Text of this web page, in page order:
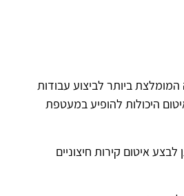
ביותר לביצוע עבודות
היכולות להופיע במעטפת
איטום קירות חיצוניים